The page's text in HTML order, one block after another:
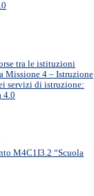
tra le istituzioni
Missione 4 – Istruzione
servizi di istruzione:
4.0
M4C1I3.2 “Scuola